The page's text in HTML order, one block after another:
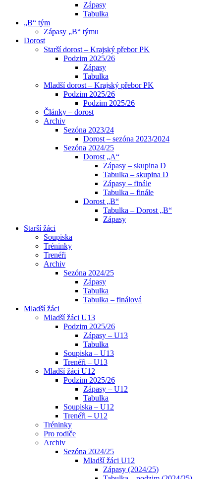
Zápasy
Tabulka
„B“ tým
Zápasy „B“ týmu
Dorost
Starší dorost – Krajský přebor PK
Podzim 2025/26
Zápasy
Tabulka
Mladší dorost – Krajský přebor PK
Podzim 2025/26
Podzim 2025/26
Články – dorost
Archiv
Sezóna 2023/24
Dorost – sezóna 2023/2024
Sezóna 2024/25
Dorost „A“
Zápasy – skupina D
Tabulka – skupina D
Zápasy – finále
Tabulka – finále
Dorost „B“
Tabulka – Dorost „B“
Zápasy
Starší žáci
Soupiska
Tréninky
Trenéři
Archiv
Sezóna 2024/25
Zápasy
Tabulka
Tabulka – finálová
Mladší žáci
Mladší žáci U13
Podzim 2025/26
Zápasy – U13
Tabulka
Soupiska – U13
Trenéři – U13
Mladší žáci U12
Podzim 2025/26
Zápasy – U12
Tabulka
Soupiska – U12
Trenéři – U12
Tréninky
Pro rodiče
Archiv
Sezóna 2024/25
Mladší žáci U12
Zápasy (2024/25)